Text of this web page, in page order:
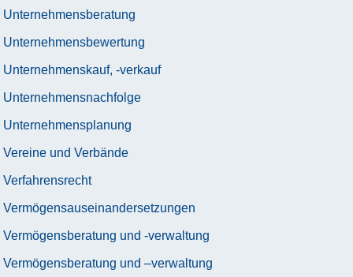
Unternehmensberatung
Unternehmensbewertung
Unternehmenskauf, -verkauf
Unternehmensnachfolge
Unternehmensplanung
Vereine und Verbände
Verfahrensrecht
Vermögensauseinandersetzungen
Vermögensberatung und -verwaltung
Vermögensberatung und –verwaltung